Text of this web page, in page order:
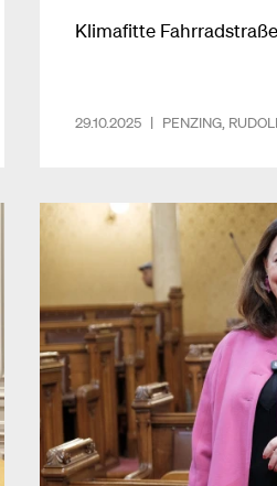
Klimafitte
29.10.2025 | PENZING